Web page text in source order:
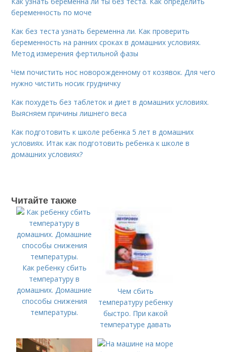
беременность по моче
Как без теста узнать беременна ли. Как проверить
беременность на ранних сроках в домашних условиях.
Метод измерения фертильной фазы
Чем почистить нос новорожденному от козявок. Для чего
нужно чистить носик грудничку
Как похудеть без таблеток и диет в домашних условиях.
Выясняем причины лишнего веса
Как подготовить к школе ребенка 5 лет в домашних
условиях. Итак как подготовить ребенка к школе в
домашних условиях?
Читайте также
Как ребенку сбить
температуру в
домашних. Домашние
способы снижения
температуры.
Чем сбить
температуру ребенку
быстро. При какой
температуре давать
ребенку?